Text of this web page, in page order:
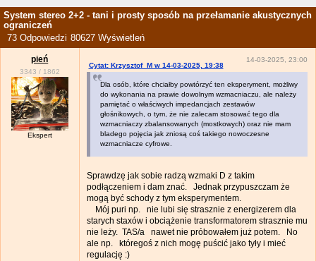
System stereo 2+2 - tani i prosty sposób na przełamanie akustycznych
ograniczeń
73 Odpowiedzi 80627 Wyświetleń
pień
3343 / 1862
Ekspert
14-03-2025, 23:00
Cytat: Krzysztof_M w 14-03-2025, 19:38
Dla osób, które chciałby powtórzyć ten eksperyment, możliwy
do wykonania na prawie dowolnym wzmacniaczu, ale należy
pamiętać o właściwych impedancjach zestawów
głośnikowych, o tym, że nie zalecam stosować tego dla
wzmacniaczy zbalansowanych (mostkowych) oraz nie mam
bladego pojęcia jak zniosą coś takiego nowoczesne
wzmacniacze cyfrowe.
Sprawdzę jak sobie radzą wzmaki D z takim
podłączeniem i dam znać. Jednak przypuszczam że
mogą być schody z tym eksperymentem.
Mój puri np. nie lubi się strasznie z energizerem dla
starych staxów i obciążenie transformatorem strasznie mu
nie leży. TAS/a nawet nie próbowałem już potem. No
ale np. któregoś z nich mogę puścić jako tyły i mieć
regulację :)